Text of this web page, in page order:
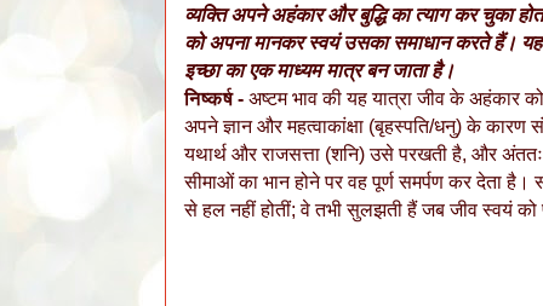
व्यक्ति अपने अहंकार और बुद्धि का त्याग कर चुका
को अपना मानकर स्वयं उसका समाधान करते हैं। यहाँ
इच्छा का एक माध्यम मात्र बन जाता है।
निष्कर्ष - अष्टम भाव की यह यात्रा जीव के अहंकार
अपने ज्ञान और महत्वाकांक्षा (बृहस्पति/धनु) के कारण
यथार्थ और राजसत्ता (शनि) उसे परखती है, और
सीमाओं का भान होने पर वह पूर्ण समर्पण कर देता है।
से हल नहीं होतीं; वे तभी सुलझती हैं जब जीव स्वयं